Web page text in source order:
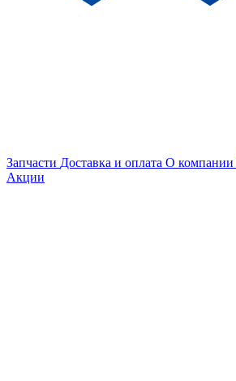
Запчасти Доставка и оплата О компании
Акции